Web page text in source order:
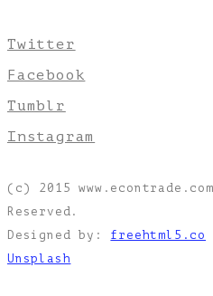
Twitter
Facebook
Tumblr
Instagram
(c) 2015
Reserved.
Designed by: freehtml5.co
Unsplash